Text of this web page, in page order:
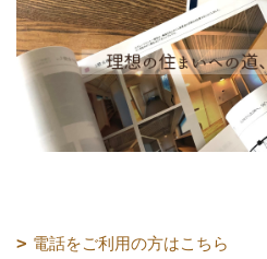
電話をご利用の方はこちら